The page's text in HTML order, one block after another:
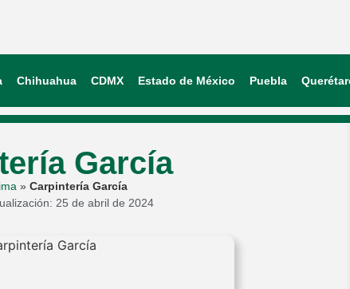
Chihuahua CDMX Estado de México Puebla
García
» Carpintería García
25 de abril de 2024